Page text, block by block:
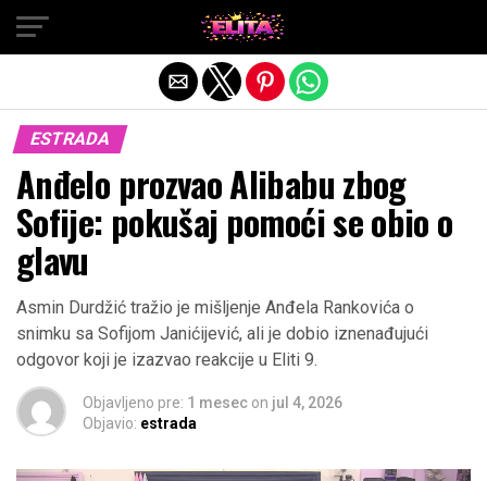
ESTRADA
Anđelo prozvao Alibabu zbog
Sofije: pokušaj pomoći se obio o
glavu
Asmin Durdžić tražio je mišljenje Anđela Rankovića o
snimku sa Sofijom Janićijević, ali je dobio iznenađujući
odgovor koji je izazvao reakcije u Eliti 9.
Objavljeno pre: 1 mesec on jul 4, 2026
Objavio: estrada
Exit mobile version